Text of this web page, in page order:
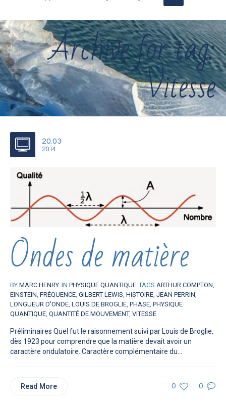
Archive for tag:
Vitesse
20.03
2014
Ondes de matière
BY MARC HENRY IN PHYSIQUE QUANTIQUE TAGS ARTHUR COMPTON,
EINSTEIN, FRÉQUENCE, GILBERT LEWIS, HISTOIRE, JEAN PERRIN,
LONGUEUR D'ONDE, LOUIS DE BROGLIE, PHASE, PHYSIQUE
QUANTIQUE, QUANTITÉ DE MOUVEMENT, VITESSE
Préliminaires Quel fut le raisonnement suivi par Louis de Broglie,
dès 1923 pour comprendre que la matière devait avoir un
caractère ondulatoire. Caractère complémentaire du...
0 0
Read More